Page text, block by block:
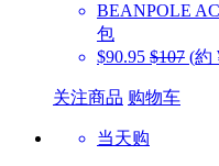
BEANPOLE
包
$90.95 $107 (約
关注商品 购物车
当天购